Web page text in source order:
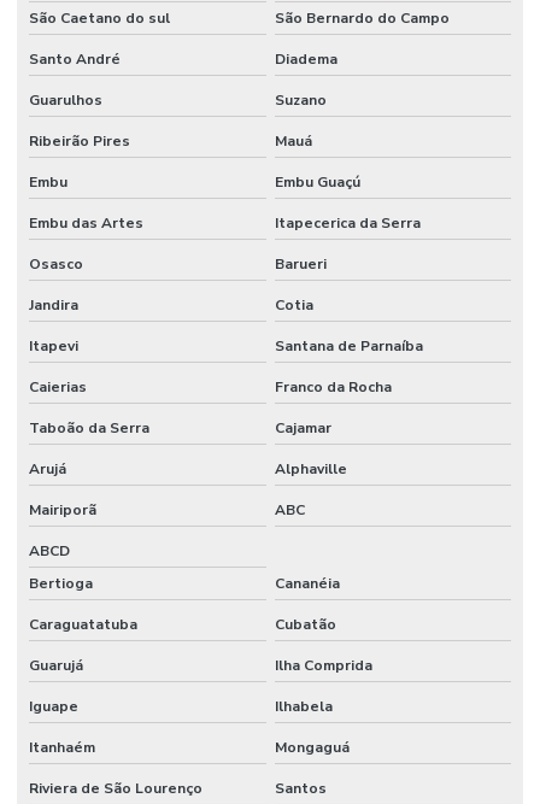
São Caetano do sul
São Bernardo do Campo
Santo André Diadema
Guarulhos Suzano
Ribeirão Pires Mauá
Embu Embu Guaçú
Embu das Artes Itapecerica da Serra
Osasco Barueri
Jandira Cotia
Itapevi Santana de Parnaíba
Caierias Franco da Rocha
Taboão da Serra Cajamar
Arujá Alphaville
Mairiporã ABC
ABCD
Bertioga
Cananéia
Caraguatatuba Cubatão
Guarujá Ilha Comprida
Iguape Ilhabela
Itanhaém Mongaguá
Riviera de São Lourenço Santos